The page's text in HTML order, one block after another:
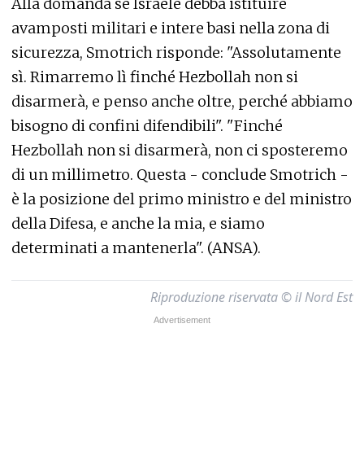
avamposti militari e intere basi nella zona di
sicurezza, Smotrich risponde: "Assolutamente
sì. Rimarremo lì finché Hezbollah non si
disarmerà, e penso anche oltre, perché abbiamo
bisogno di confini difendibili". "Finché
Hezbollah non si disarmerà, non ci sposteremo
di un millimetro. Questa - conclude Smotrich -
è la posizione del primo ministro e del ministro
della Difesa, e anche la mia, e siamo
determinati a mantenerla". (ANSA).
Riproduzione riservata © il Nord Est